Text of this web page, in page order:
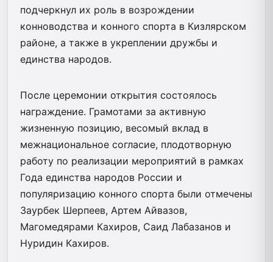
подчеркнул их роль в возрождении
конноводства и конного спорта в Кизлярском
районе, а также в укреплении дружбы и
единства народов.
После церемонии открытия состоялось
награждение. Грамотами за активную
жизненную позицию, весомый вклад в
межнациональное согласие, плодотворную
работу по реализации мероприятий в рамках
Года единства народов России и
популяризацию конного спорта были отмечены
Заурбек Шерпеев, Артем Айвазов,
Магомедярами Кахиров, Саид Лабазанов и
Нуридин Кахиров.